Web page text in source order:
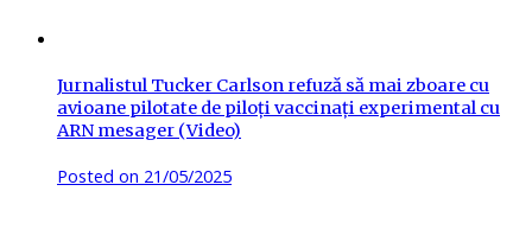
Jurnalistul Tucker Carlson refuză să mai zboare cu
avioane pilotate de piloți vaccinați experimental cu
ARN mesager (Video)
Posted on 21/05/2025